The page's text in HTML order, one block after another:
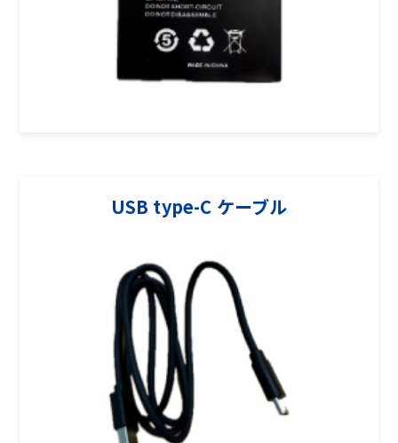
USB type-C ケーブル